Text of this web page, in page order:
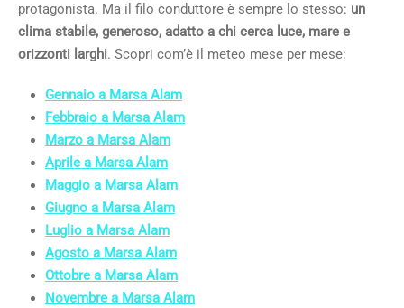
protagonista. Ma il filo conduttore è sempre lo stesso: un
clima stabile, generoso, adatto a chi cerca luce, mare e
orizzonti larghi. Scopri com’è il meteo mese per mese:
Gennaio a Marsa Alam
Febbraio a Marsa Alam
Marzo a Marsa Alam
Aprile a Marsa Alam
Maggio a Marsa Alam
Giugno a Marsa Alam
Luglio a Marsa Alam
Agosto a Marsa Alam
Ottobre a Marsa Alam
Novembre a Marsa Alam